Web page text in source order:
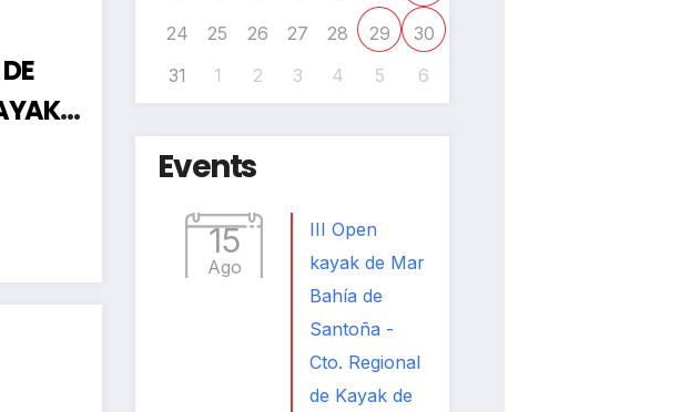
24 25 26 27 28 29
30
31
1 2 3 4 5 6
Events
15
Ago
III Open
kayak de Mar
Bahía de
Santoña -
Cto. Regional
de Kayak de